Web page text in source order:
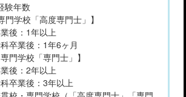
験年数
門学校「高度専門士」】
後：1年以上
業後：1年6ヶ月
門学校「専門士」】
後：2年以上
業後：3年以上